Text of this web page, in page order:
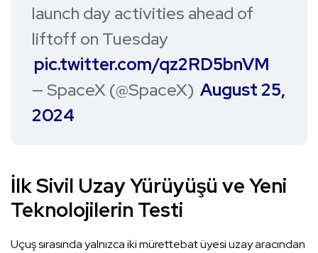
launch day activities ahead of
liftoff on Tuesday
pic.twitter.com/qz2RD5bnVM
— SpaceX (@SpaceX) August 25,
2024
İlk Sivil Uzay Yürüyüşü ve Yeni
Teknolojilerin Testi
Uçuş sırasında yalnızca iki mürettebat üyesi uzay aracından